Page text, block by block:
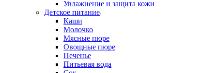
Увлажнение и защита кожи
Детское питание
Каши
Молочко
Мясные пюре
Овощные пюре
Печенье
Питьевая вода